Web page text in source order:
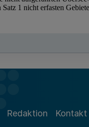
Redaktion Kontakt